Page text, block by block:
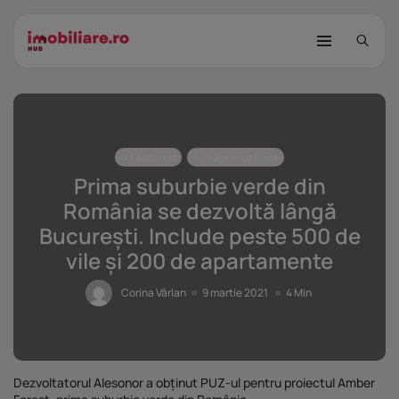
STUDIU Imobiliare.ro: Câtă încredere
mai...
25 noiembrie 2025
25 noiembrie 2025 9 Min
Prima suburbie verde din
România se dezvoltă lângă
București. Include peste 500 de
vile și 200 de apartamente
Corina Vârlan 9 martie 2021 4 Min
Dezvoltatorul Alesonor a obținut PUZ-ul pentru proiectul Amber